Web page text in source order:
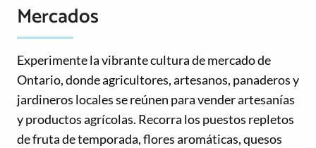
Mercados
Experimente la vibrante cultura de mercado de
Ontario, donde agricultores, artesanos, panaderos y
jardineros locales se reúnen para vender artesanías
y productos agrícolas. Recorra los puestos repletos
de fruta de temporada, flores aromáticas, quesos